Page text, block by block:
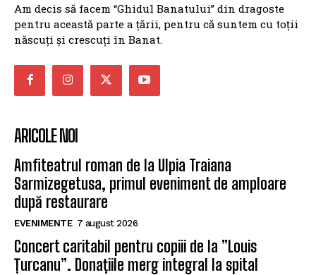
Am decis să facem “Ghidul Banatului” din dragoste
pentru această parte a țării, pentru că suntem cu toții
născuți și crescuți în Banat.
ARICOLE NOI
Amfiteatrul roman de la Ulpia Traiana
Sarmizegetusa, primul eveniment de amploare
după restaurare
EVENIMENTE 7 august 2026
Concert caritabil pentru copiii de la ”Louis
Țurcanu”. Donațiile merg integral la spital